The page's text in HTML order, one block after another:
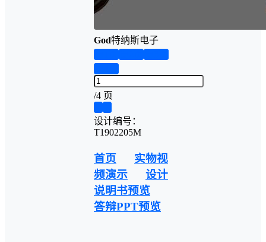
God特纳斯电子
/4 页
设计编号：
T1902205M
首页
实物视
频演示
设计
说明书预览
答辩PPT预览